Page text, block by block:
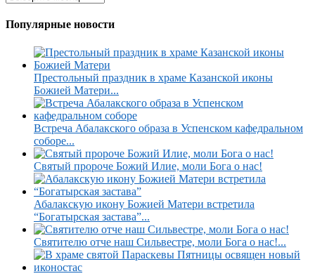
Популярные новости
Престольный праздник в храме Казанской иконы
Божией Матери...
Встреча Абалакского образа в Успенском кафедральном
соборе...
Святый пророче Божий Илие, моли Бога о нас!
Абалакскую икону Божией Матери встретила
“Богатырская застава”...
Святителю отче наш Сильвестре, моли Бога о нас!...